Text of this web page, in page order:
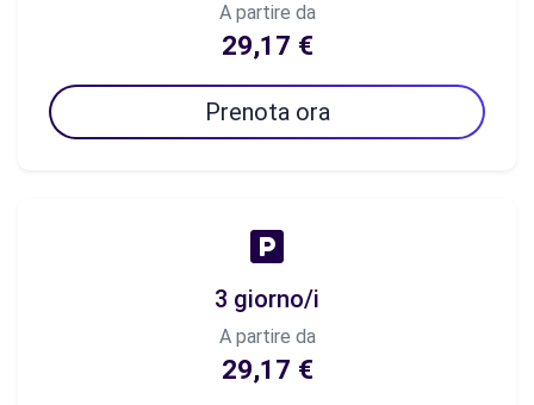
A partire da
29,17 €
Prenota ora
3 giorno/i
A partire da
29,17 €